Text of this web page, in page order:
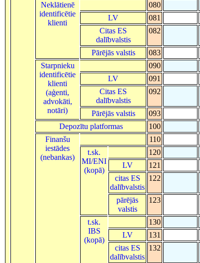
Neklātienē
identificētie
klienti
080
LV
081
Citas ES
dalībvalstis
082
Pārējās valstis 083
Starpnieku
identificētie
klienti
(aģenti,
advokāti,
notāri)
090
LV
091
Citas ES
dalībvalstis
092
Pārējās valstis 093
Depozītu platformas
100
Finanšu
iestādes
(nebankas)
110
t.sk.
MI/ENI
(kopā)
120
LV
121
citas ES
dalībvalstis
122
pārējās
valstis
123
t.sk.
IBS
(kopā)
130
LV
131
citas ES
dalībvalstis
132